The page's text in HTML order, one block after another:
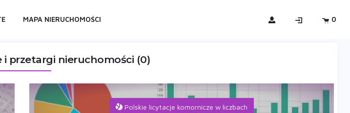
MAPA NIERUCHOMOŚCI 0
i przetargi nieruchomości (0)
Polskie licytacje komornicze w liczbach